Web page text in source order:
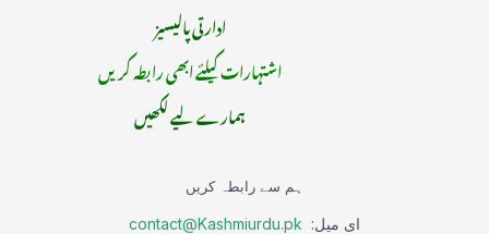
ادارتی پالیسیز
اشتہارات کیلئے ابھی رابطہ کریں
ہمارے لیے لکھیں
ہم سے رابطہ کریں
ای میل: contact@Kashmiurdu.pk